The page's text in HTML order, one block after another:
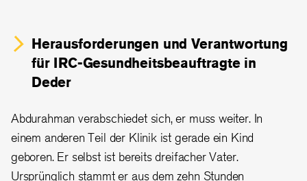
Herausforderungen und Verantwortung
für IRC-Gesundheitsbeauftragte in
Deder
Abdurahman verabschiedet sich, er muss weiter. In
einem anderen Teil der Klinik ist gerade ein Kind
geboren. Er selbst ist bereits dreifacher Vater.
Ursprünglich stammt er aus dem zehn Stunden